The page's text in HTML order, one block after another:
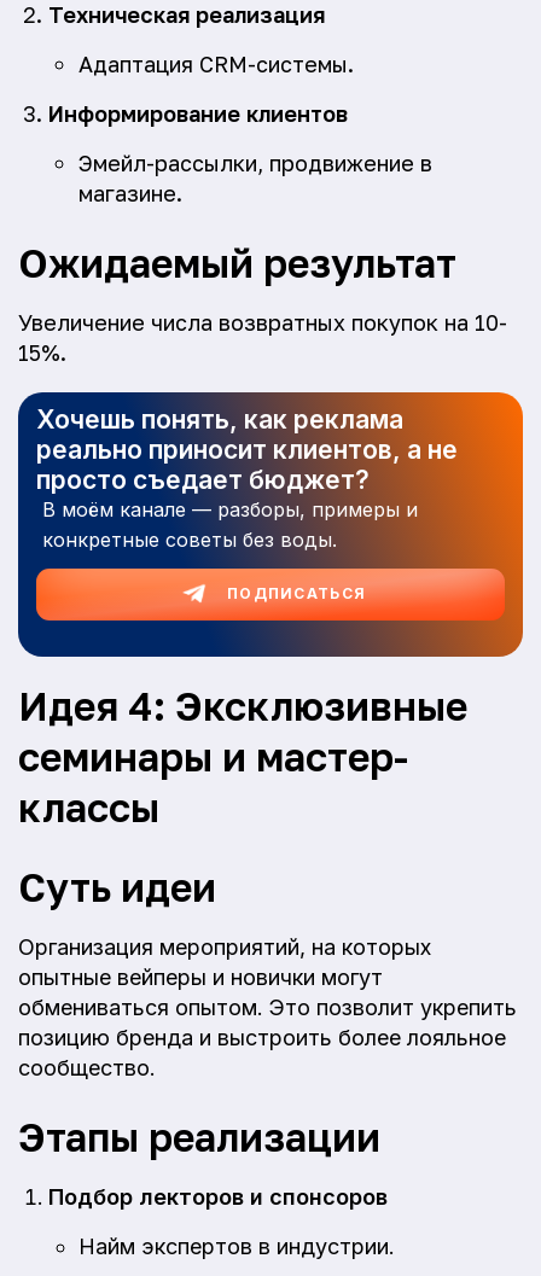
Техническая реализация
Адаптация CRM-системы.
Информирование клиентов
Эмейл-рассылки, продвижение в
магазине.
Ожидаемый результат
Увеличение числа возвратных покупок на 10-
15%.
Хочешь понять, как реклама
реально приносит клиентов, а не
просто съедает бюджет?
В моём канале — разборы, примеры и
конкретные советы без воды.
ПОДПИСАТЬСЯ
Идея 4: Эксклюзивные
семинары и мастер-
классы
Суть идеи
Организация мероприятий, на которых
опытные вейперы и новички могут
обмениваться опытом. Это позволит укрепить
позицию бренда и выстроить более лояльное
сообщество.
Этапы реализации
Подбор лекторов и спонсоров
Найм экспертов в индустрии.